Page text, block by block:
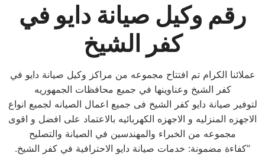
رقم وكيل صيانة دايو في
كفر الشيخ
عملائنا الكرام تم افتتاح مجموعه من مراكز وكيل صيانة دايو في
كفر الشيخ وعناوينها في جميع محافظات الجمهوريه
لتوفير صيانة دايو كفر الشيخ فى جميع اعمال الصيانه لجميع انواع
الاجهزه المنزليه و الاجهزه الكهربائيه بالاعتماد على افضل و اقوى
مجموعه من الخبراء والمهندسين في الصيانة والتصليح
.كفاءة مضمونة: خدمات صيانة دايو الاحترافية في كفر الشيخ”